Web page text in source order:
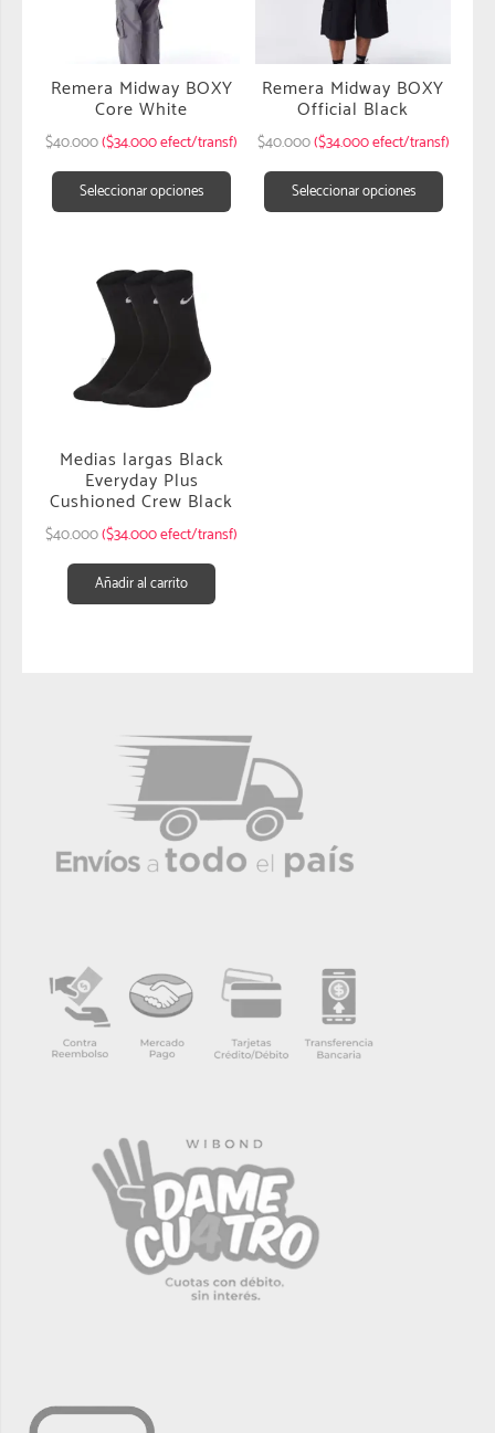
Remera Midway BOXY
Core White
$40.000($34.000 efect/transf)
Seleccionar opciones
Remera Midway BOXY
Official Black
$40.000($34.000 efect/transf)
Seleccionar opciones
Medias largas Black
Everyday Plus
Cushioned Crew Black
$40.000($34.000 efect/transf)
Añadir al carrito